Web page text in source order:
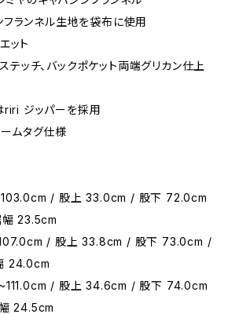
フランネル生地を袋布に使用
ット
テッチ、バックポケット両端グリカン仕上
riri ジッパーを採用
ムタグ仕様
/ 股上 33.0cm / 股下 72.0cm
23.5cm
/ 股上 33.8cm / 股下 73.0cm /
24.0cm
/ 股上 34.6cm / 股下 74.0cm
24.5cm